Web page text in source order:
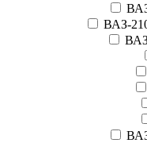
ВАЗ-